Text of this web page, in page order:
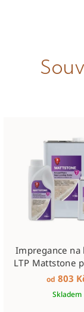
Impregance na
LTP Mattstone
odstíny
od 803
Skladem